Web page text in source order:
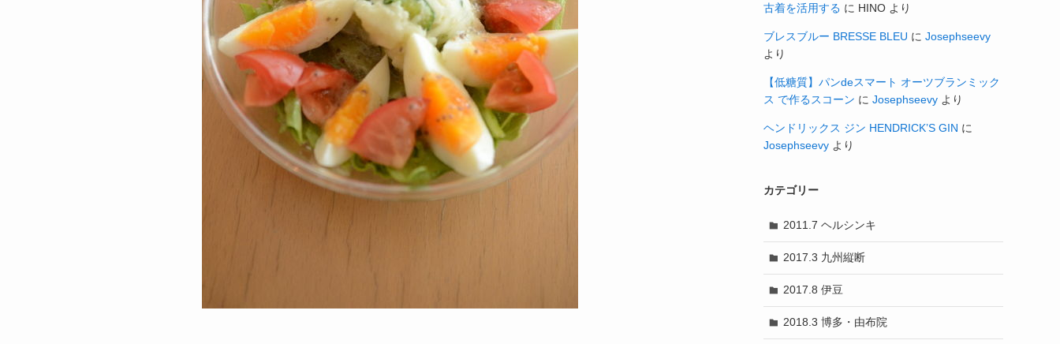
古着を活用する に HINO より
ブレスブルー BRESSE BLEU に Josephseevy
より
【低糖質】パンdeスマート オーツブランミック
ス で作るスコーン に Josephseevy より
ヘンドリックス ジン HENDRICK’S GIN に
Josephseevy より
カテゴリー
2011.7 ヘルシンキ
2017.3 九州縦断
2017.8 伊豆
2018.3 博多・由布院